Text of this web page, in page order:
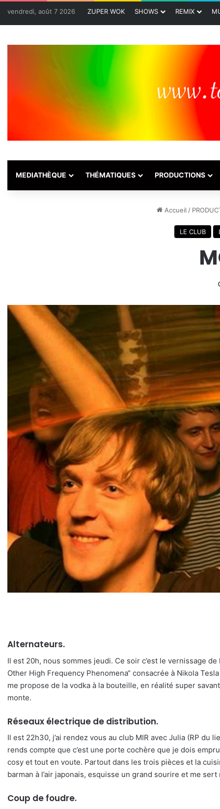
vendredi, août 7 2026 ZUPER WOK SHOWS REMIX
MEDIATHÈQUE THÉMATIQUES PRODUCTIONS
Accueil /
LE CLUB
Alternateurs.
Il est 20h, nous sommes jeudi. Ce soir c’est le vernissage
Other High Frequency Phenomena“ consacrée à Nikola
me propose de la vodka à la bouteille, en réalité super
monte.
Réseaux électrique de distribution.
Il est 22h30, j’ai rendez vous au club MIR avec Julia (RP
rends compte que c’est une porte cochère que je dois
cosy et tout en voute. Partout dans les trois pièces et la
barman à l’air japonais, esquisse un grand sourire et me
Coup de foudre.